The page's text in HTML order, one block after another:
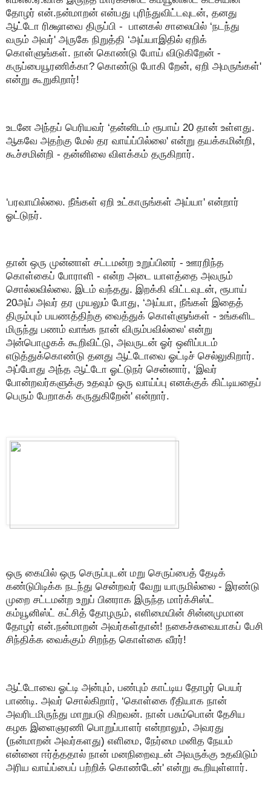
தோழர் என்.நன்மாறன் என்பது புரிந்துவிட்டவுடன், தனது
ஆட்டோ ரிக்ஷாவை திருப்பி - பானகல் சாலையில் ‘நடந்து
வரும் அவர்' அருகே நிறுத்தி ‘அய்யாஇதில் ஏறிக்
கொள்ளுங்கள். நான் கொண்டு போய் விடுகிறேன் -
கருப்பையூரணிக்கா? கொண்டு போகி றேன், ஏறி அமருங்கள்'
என்று கூறுகிறார்!
உடனே அந்தப் பெரியவர் ‘தன்னிடம் ரூபாய் 20 தான் உள்ளது.
ஆகவே அதற்கு மேல் தர வாய்ப்பில்லை' என்று தயக்கமின்றி,
கூச்சமின்றி - தன்னிலை விளக்கம் தருகிறார்.
‘பரவாயில்லை. நீங்கள் ஏறி உட்காருங்கள் அய்யா' என்றார்
ஓட்டுநர்.
தான் ஒரு முன்னாள் சட்டமன்ற உறுப்பினர் - ஊரறிந்த
கொள்கைப் போராளி - என்ற அடை யாளத்தை அவரும்
சொல்லவில்லை. இடம் வந்தது. இறக்கி விட்டவுடன், ரூபாய்
20அய் அவர் தர முயலும் போது, ‘அய்யா, நீங்கள் இதைத்
திரும்பும் பயணத்திற்கு வைத்துக் கொள்ளுங்கள் - உங்களிட
மிருந்து பணம் வாங்க நான் விரும்பவில்லை' என்று
அன்பொழுகக் கூறிவிட்டு, அவருடன் ஓர் ஒளிப்படம்
எடுத்துக்கொண்டு தனது ஆட்டோவை ஓட்டிச் செல்லுகிறார்.
அப்போது அந்த ஆட்டோ ஓட்டுநர் சென்னார், ‘இவர்
போன்றவர்களுக்கு உதவும் ஒரு வாய்ப்பு எனக்குக் கிட்டியதைப்
பெரும் பேறாகக் கருதுகிறேன்' என்றார்.
ஒரு கையில் ஒரு செருப்புடன் மறு செருப்பைத் தேடிக்
கண்டுபிடிக்க நடந்து சென்றவர் வேறு யாருமில்லை - இரண்டு
முறை சட்டமன்ற உறுப் பினராக இருந்த மார்க்சிஸ்ட்
கம்யூனிஸ்ட் கட்சித் தோழரும், எளிமையின் சின்னமுமான
தோழர் என்.நன்மாறன் அவர்கள்தான்! நகைச்சுவையாகப் பேசி
சிந்திக்க வைக்கும் சிறந்த கொள்கை வீரர்!
ஆட்டோவை ஓட்டி அன்பும், பண்பும் காட்டிய தோழர் பெயர்
பாண்டி. அவர் சொல்கிறார், ‘கொள்கை ரீதியாக நான்
அவரிடமிருந்து மாறுபடு கிறவன். நான் பசும்பொன் தேசிய
கழக இளைஞரணி பொறுப்பாளர் என்றாலும், அவரது
(நன்மாறன் அவர்களது) எளிமை, நேர்மை மனித நேயம்
என்னை ஈர்த்ததால் நான் மனநிறைவுடன் அவருக்கு உதவிடும்
அரிய வாய்ப்பைப் பற்றிக் கொண்டேன்' என்று கூறியுள்ளார்.